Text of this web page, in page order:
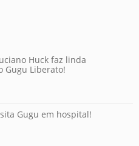
Huck faz linda
Gugu Liberato!
Gugu em hospital!